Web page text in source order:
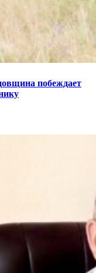
побеждает